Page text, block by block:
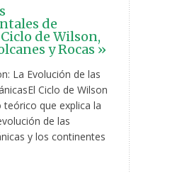
de
de Wilson,
y Rocas »
La Evolución de las
Ciclo de Wilson
que explica la
de las
y los continentes